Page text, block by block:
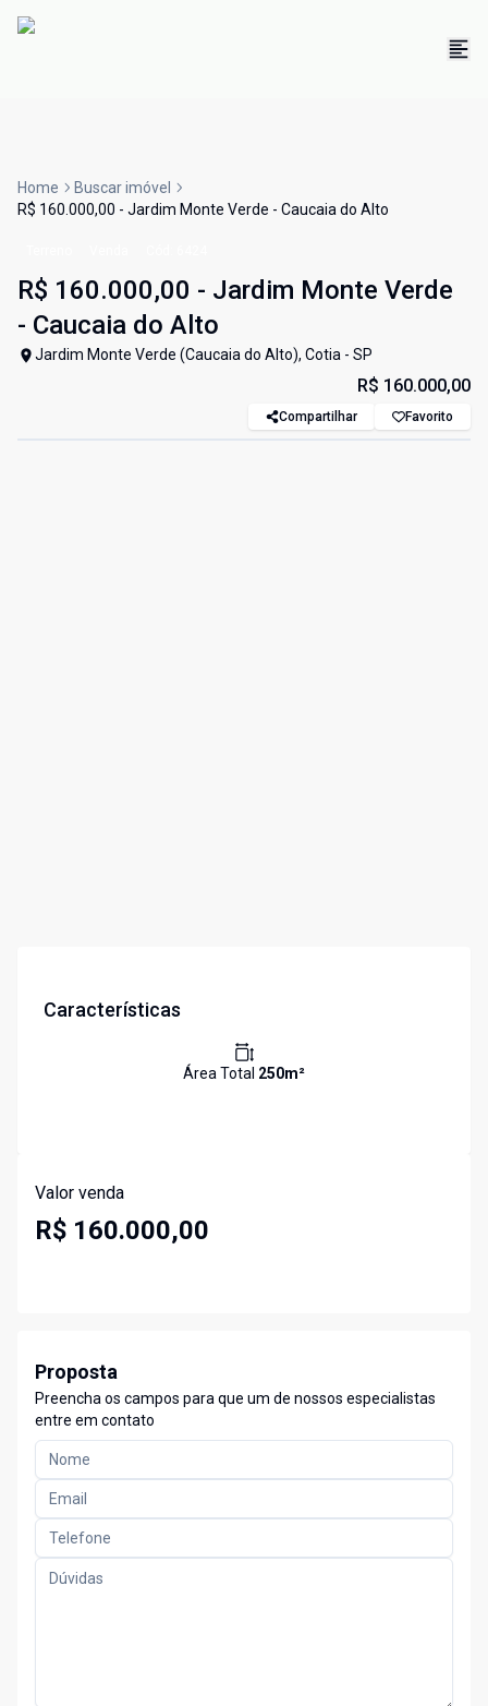
Home
Buscar imóvel
R$ 160.000,00 - Jardim Monte Verde - Caucaia do Alto
R$ 160.000,00 - Jardim Monte Verde
- Caucaia do Alto
Jardim Monte Verde (Caucaia do Alto), Cotia - SP
R$ 160.000,00
Compartilhar Favorito
Características
Área Total 250m²
Valor venda
R$ 160.000,00
Proposta
Preencha os campos para que um de nossos especialistas
entre em contato